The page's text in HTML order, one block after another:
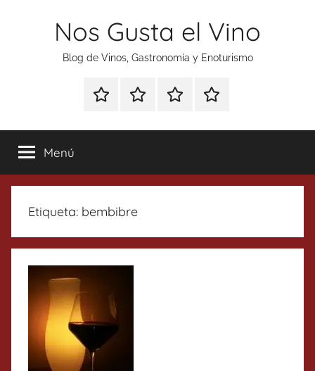
Nos Gusta el Vino
Blog de Vinos, Gastronomía y Enoturismo
Especial
Tonics
Enoturismo
Gastronomía
RankingContacto
Menú
Etiqueta: bembibre